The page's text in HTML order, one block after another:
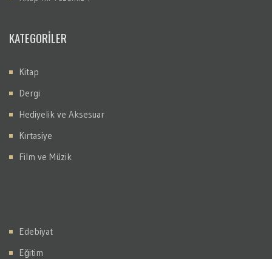
KATEGORİLER
Kitap
Dergi
Hediyelik ve Aksesuar
Kırtasiye
Film ve Müzik
Edebiyat
Eğitim